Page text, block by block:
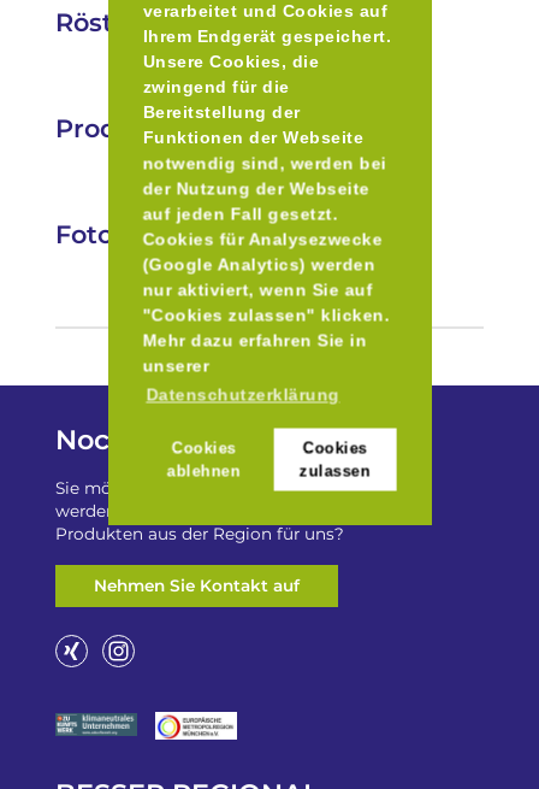
verarbeitet und Cookies auf
Ihrem Endgerät gespeichert.
Unsere Cookies, die
zwingend für die
Bereitstellung der
Funktionen der Webseite
notwendig sind, werden bei
der Nutzung der Webseite
auf jeden Fall gesetzt.
Cookies für Analysezwecke
(Google Analytics) werden
nur aktiviert, wenn Sie auf
"Cookies zulassen" klicken.
Mehr dazu erfahren Sie in
unserer
Datenschutzerklärung
Cookies
ablehnen
Cookies
zulassen
Rösterei Stieglitz Kaffee
Produkte
Fotos
Noch Fragen?
Sie möchten auf „Besser Regional“ gelistet
werden? Oder haben Sie einen Freizeittip zu
Produkten aus der Region für uns?
Nehmen Sie Kontakt auf